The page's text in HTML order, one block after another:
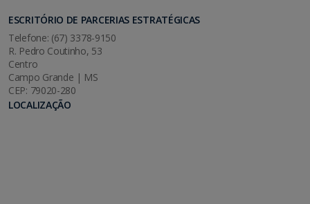
ESCRITÓRIO DE PARCERIAS ESTRATÉGICAS
Telefone: (67) 3378-9150
R. Pedro Coutinho, 53
Centro
Campo Grande | MS
CEP: 79020-280
LOCALIZAÇÃO